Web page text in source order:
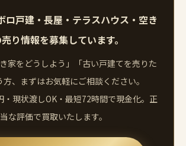
ロ戸建・長屋・テラスハウス・空き
り情報を募集しています。
き家をどうしよう」「古い戸建てを売りた
方、まずはお気軽にご相談ください。
・現状渡しOK・最短72時間で現金化。正
当な評価で買取いたします。